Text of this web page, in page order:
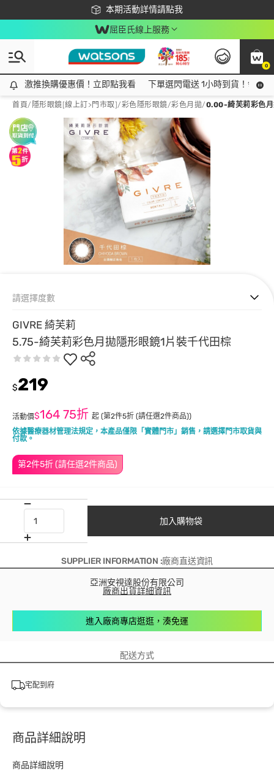
本期活動詳情請點我
下載app最高回饋$350
屈臣氏線上服務
0
激推換購優惠價！立即點我看
激推換購優惠價！立即點我看 下單選閃電送 1小時到貨！領神
首頁/ 隱形眼鏡[線上訂>門市取]/彩色隱形眼鏡/彩色月拋/0.00-綺芙莉彩色月
GIVRE 綺芙莉
5.75-綺芙莉彩色月拋隱形眼鏡1片裝千代田棕
依據醫療器材管理法規定，本產品僅限「實體門市」銷售，請選擇門市取貨與
付款。
第2件5折 (請任選2件商品)
$219
活動價$164 75折 起 (第2件5折 (請任選2件商品))
請選擇度數
加入購物袋
SUPPLIER INFORMATION :廠商直送資訊
亞洲安視達股份有限公司
廠商出貨詳細資訊
進入廠商專店逛逛，湊免運
配送方式
宅配到府
商品詳細說明
商品詳細說明